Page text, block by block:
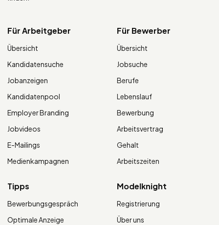
Für Arbeitgeber
Übersicht
Kandidatensuche
Jobanzeigen
Kandidatenpool
Employer Branding
Jobvideos
E-Mailings
Medienkampagnen
Für Bewerber
Übersicht
Jobsuche
Berufe
Lebenslauf
Bewerbung
Arbeitsvertrag
Gehalt
Arbeitszeiten
Tipps
Bewerbungsgespräch
Optimale Anzeige
Modelknight
Registrierung
Über uns